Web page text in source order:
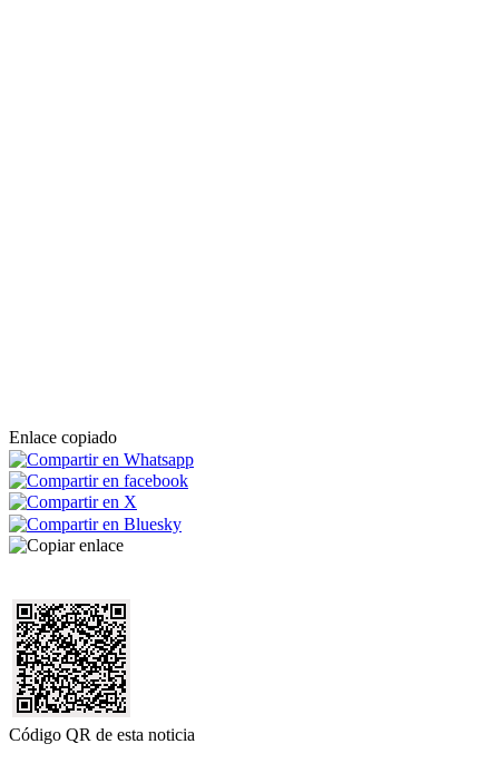
Enlace copiado
Código QR de esta noticia